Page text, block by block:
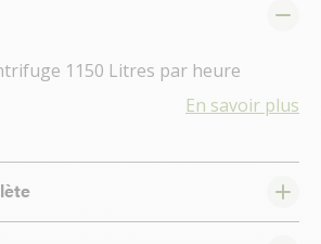
1150 Litres par heure
En savoir plus